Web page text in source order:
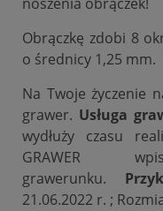
Obrączkę zdobi 8
o średnicy 1,25 mm.
Na Twoje życzenie
grawer. Usługa
wydłuży czasu
GRAWER
grawerunku.
21.06.2022 r. ;